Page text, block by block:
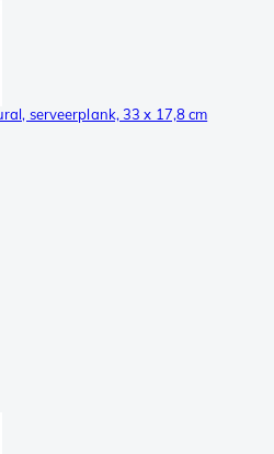
serveerplank, 33 x 17,8 cm